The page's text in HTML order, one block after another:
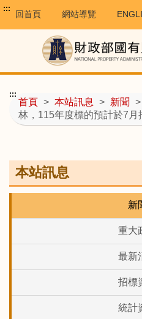
:::
回首頁 網站導覽
首頁 > 本站訊息 > 新聞
林，115年度標的預計於7月
:::
本站訊息
新
重大
最新
招標
統計